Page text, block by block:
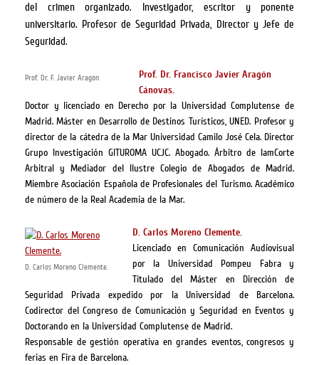
del crimen organizado. Investigador, escritor y ponente
universitario. Profesor de Seguridad Privada, Director y Jefe de
Seguridad.
Prof. Dr. F. Javier Aragón
Prof. Dr. Francisco Javier Aragón
Cánovas.
Doctor y licenciado en Derecho por la Universidad Complutense de
Madrid. Máster en Desarrollo de Destinos Turísticos, UNED. Profesor y
director de la cátedra de la Mar Universidad Camilo José Cela. Director
Grupo Investigación GITUROMA UCJC. Abogado. Árbitro de lamCorte
Arbitral y Mediador del Ilustre Colegio de Abogados de Madrid.
Miembre Asociación Española de Profesionales del Turismo. Académico
de número de la Real Academia de la Mar.
D. Carlos Moreno Clemente.
D. Carlos Moreno Clemente.
Licenciado en Comunicación Audiovisual
por la Universidad Pompeu Fabra y
Titulado del Máster en Dirección de
Seguridad Privada expedido por la Universidad de Barcelona.
Codirector del Congreso de Comunicación y Seguridad en Eventos y
Doctorando en la Universidad Complutense de Madrid.
Responsable de gestión operativa en grandes eventos, congresos y
ferias en Fira de Barcelona.